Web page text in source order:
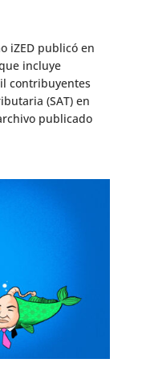
iZED publicó en
incluye
contribuyentes
(SAT) en
publicado